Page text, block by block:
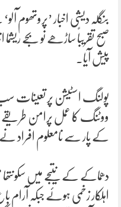
بنگلہ دیشی اخبار ’پروتھوم
صبح تقریباً ساڑھے نو بجے
پیش آیا۔
پولنگ اسٹیشن پر تعینات سب
ووٹنگ کا عمل پرامن طریقے
کے پار سے نامعلوم افراد نے
دھماکے کے نتیجے میں سکونتھا